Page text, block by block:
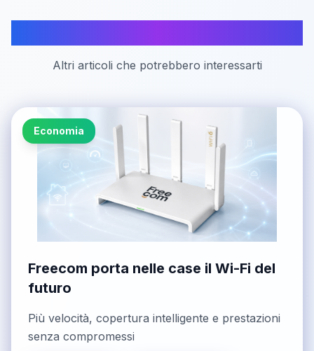
Altri articoli che potrebbero interessarti
Economia
Freecom porta nelle case il Wi-Fi del
futuro
Più velocità, copertura intelligente e prestazioni
senza compromessi